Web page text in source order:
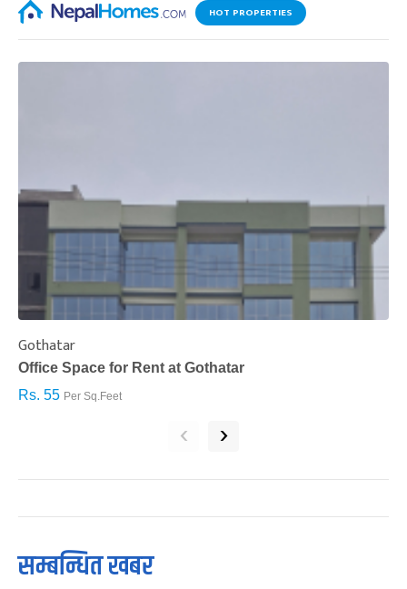
HOT PROPERTIES
Gothatar
Office Space for Rent at Gothatar
Rs. 55 Per Sq.Feet
‹ ›
सम्बन्धित खबर